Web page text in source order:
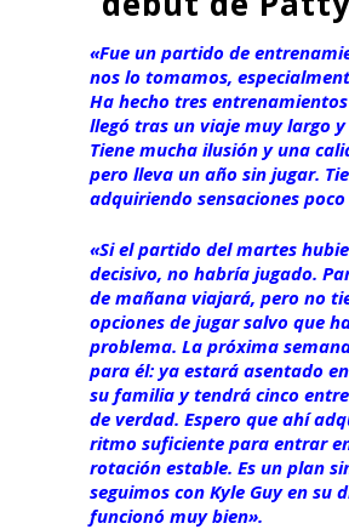
«Fue un partido de
nos lo tomamos,
Ha hecho tres
llegó tras un viaje muy largo y
Tiene mucha ilusión y una
pero lleva un año sin jugar.
adquiriendo sensaciones poco
«Si el partido del martes
decisivo, no habría jugado.
de mañana viajará, pero no
opciones de jugar salvo que
problema. La próxima
para él: ya estará asentado
su familia y tendrá cinco
de verdad. Espero que ahí
ritmo suficiente para entrar
rotación estable. Es un plan
seguimos con Kyle Guy en su
funcionó muy bien».